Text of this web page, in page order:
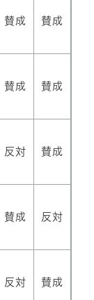
賛成 賛成
賛成 賛成
反対 賛成
賛成 反対
反対 賛成